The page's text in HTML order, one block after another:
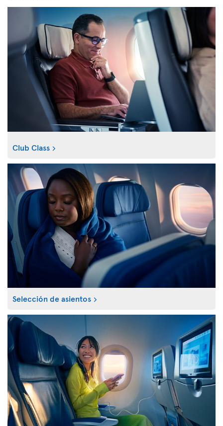
Club Class
Selección de asientos